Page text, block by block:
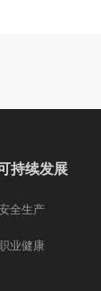
全生产
业健康
持续发展